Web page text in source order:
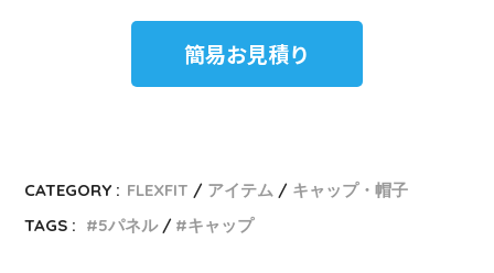
簡易お見積り
CATEGORY : FLEXFIT アイテム
キャップ・帽子
TAGS :
5パネル キャップ